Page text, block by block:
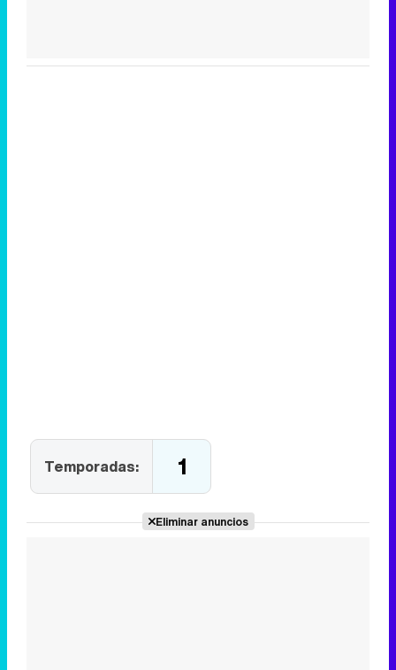
Temporadas: 1
Eliminar anuncios